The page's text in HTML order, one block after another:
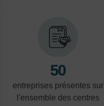
50
entreprises présentes sur
l'ensemble des centres